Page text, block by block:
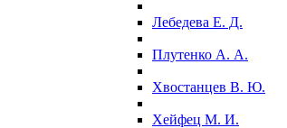
Лебедева Е. Д.
Плутенко А. А.
Хвостанцев В. Ю.
Хейфец М. И.